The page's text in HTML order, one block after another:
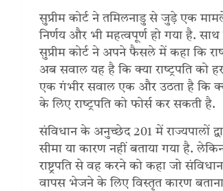
सुप्रीम कोर्ट ने तमिलनाडु से जुड़े एक
निर्णय और भी महत्‍वपूर्ण हो गया है.
सुप्रीम कोर्ट ने अपने फैसले में कहा कि
अब सवाल यह है कि क्‍या राष्‍ट्रपति को
एक गंभीर सवाल ए‍क और उठता है कि
के लिए राष्‍ट्रपति को फोर्स कर सकती है.
संविधान के अनुच्छेद 201 में राज्यपालों
सीमा या कारण नहीं बताया गया है.
राष्ट्रपति से वह करने को कहा जो
वापस भेजने के लिए विस्तृत कारण